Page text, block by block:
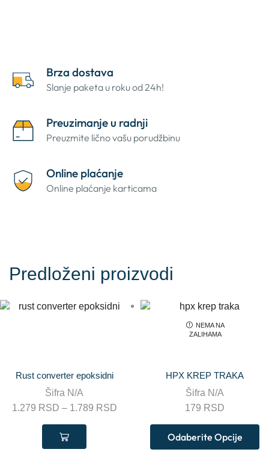
Brza dostava
Slanje paketa u roku od 24h!
Preuzimanje u radnji
Preuzmite lično vašu porudžbinu
Online plaćanje
Online plaćanje karticama
Predloženi proizvodi
Rust converter epoksidni
Šifra N/A
1.279 RSD – 1.789 RSD
NEMA NA
ZALIHAMA
HPX KREP TRAKA
Šifra N/A
179 RSD
Odaberite Opcije